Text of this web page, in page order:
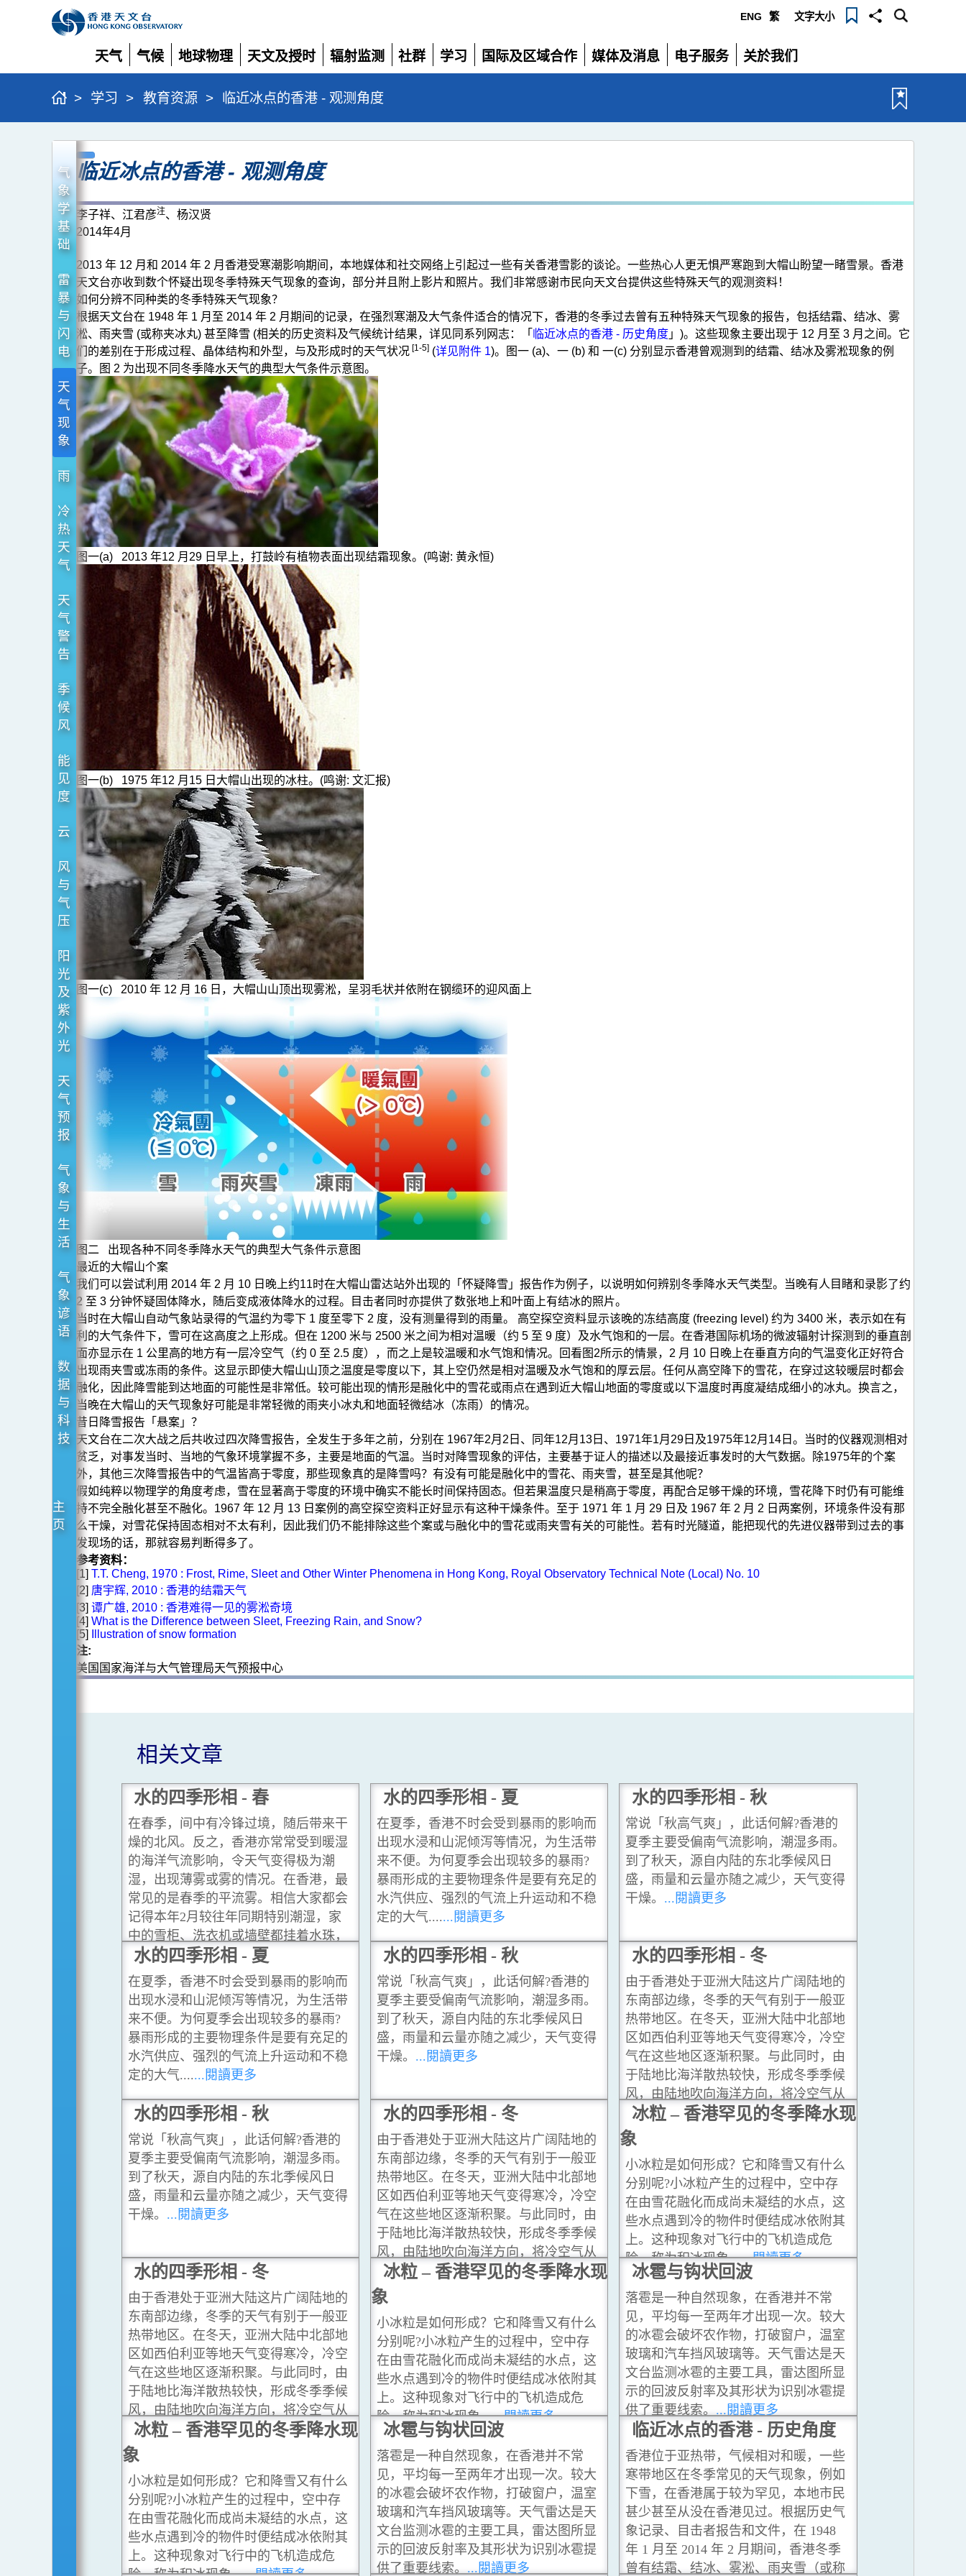
ENG 繁 文字大小
天气
展
开
气候
展
开
地球物理
展
开
天文及授时
展
开
辐射监测
展
开
社群
展
学习
展
国际及区域合作
展
媒体及消息
展
电子服务
展
关於我们
展
> 学习 > 教育资源 > 临近冰点的香港 - 观测角度
近
冰
点
的
港
观
测
角
度
气
象
学
基
础
雷
暴
与
闪
电
天
气
现
象
雨
冷
热
天
气
天
气
警
告
季
候
风
能
见
度
云
风
与
气
压
阳
光
及
紫
外
光
天
气
预
报
气
象
与
生
活
气
象
谚
语
数
据
与
科
技
主
页
临近冰点的香港 - 观测角度
李子祥、江君彦注、杨汉贤
2014年4月
2013 年 12 月和 2014 年 2 月香港受寒潮影响期间，本地媒体和社交网络上引起过一些有关香港雪影的谈论。一些热心人更无惧严寒跑到大帽山盼望一睹雪景。香港
天文台亦收到数个怀疑出现冬季特殊天气现象的查询，部分并且附上影片和照片。我们非常感谢市民向天文台提供这些特殊天气的观测资料！
如何分辨不同种类的冬季特殊天气现象？
根据天文台在 1948 年 1 月至 2014 年 2 月期间的记录，在强烈寒潮及大气条件适合的情况下，香港的冬季过去曾有五种特殊天气现象的报告，包括结霜、结冰、雾
淞、雨夹雪 (或称夹冰丸) 甚至降雪 (相关的历史资料及气候统计结果，详见同系列网志：「 临近冰点的香港 - 历史角度」)。这些现象主要出现于 12 月至 3 月之间。它
们的差别在于形成过程、晶体结构和外型，与及形成时的天气状况 [1-5](详见附件 1)。图一 (a)、一 (b) 和 一(c) 分别显示香港曾观测到的结霜、结冰及雾淞现象的例
子。图 2 为出现不同冬季降水天气的典型大气条件示意图。
图一(a) 2013 年12 月29 日早上，打鼓岭有植物表面出现结霜现象。(鸣谢: 黄永恒)
图一(b) 1975 年12 月15 日大帽山出现的冰柱。(鸣谢: 文汇报)
图一(c) 2010 年 12 月 16 日，大帽山山顶出现雾淞，呈羽毛状并依附在钢缆环的迎风面上
图二 出现各种不同冬季降水天气的典型大气条件示意图
最近的大帽山个案
我们可以尝试利用 2014 年 2 月 10 日晚上约11时在大帽山雷达站外出现的「怀疑降雪」报告作为例子，以说明如何辨别冬季降水天气类型。当晚有人目睹和录影了约
2 至 3 分钟怀疑固体降水，随后变成液体降水的过程。目击者同时亦提供了数张地上和叶面上有结冰的照片。
当时在大帽山自动气象站录得的气温约为零下 1 度至零下 2 度，没有测量得到的雨量。 高空探空资料显示该晚的冻结高度 (freezing level) 约为 3400 米，表示如在有
利的大气条件下，雪可在这高度之上形成。但在 1200 米与 2500 米之间为相对温暖（约 5 至 9 度）及水气饱和的一层。在香港国际机场的微波辐射计探测到的垂直剖
面亦显示在 1 公里高的地方有一层冷空气（约 0 至 2.5 度），而之上是较温暖和水气饱和情况。回看图2所示的情景，2 月 10 日晚上在垂直方向的气温变化正好符合
出现雨夹雪或冻雨的条件。这显示即使大帽山山顶之温度是零度以下，其上空仍然是相对温暖及水气饱和的厚云层。任何从高空降下的雪花，在穿过这较暖层时都会
融化，因此降雪能到达地面的可能性是非常低。较可能出现的情形是融化中的雪花或雨点在遇到近大帽山地面的零度或以下温度时再度凝结成细小的冰丸。换言之，
当晚在大帽山的天气现象好可能是非常轻微的雨夹小冰丸和地面轻微结冰（冻雨）的情况。
昔日降雪报告「悬案」？
天文台在二次大战之后共收过四次降雪报告，全发生于多年之前，分别在 1967年2月2日、同年12月13日、1971年1月29日及1975年12月14日。当时的仪器观测相对
贫乏，对事发当时、当地的气象环境掌握不多，主要是地面的气温。当时对降雪现象的评估，主要基于证人的描述以及最接近事发时的大气数据。除1975年的个案
外，其他三次降雪报告中的气温皆高于零度，那些现象真的是降雪吗？有没有可能是融化中的雪花、雨夹雪，甚至是其他呢？
假如纯粹以物理学的角度考虑，雪在显著高于零度的环境中确实不能长时间保持固态。但若果温度只是稍高于零度，再配合足够干燥的环境，雪花降下时仍有可能维
持不完全融化甚至不融化。1967 年 12 月 13 日案例的高空探空资料正好显示有这种干燥条件。至于 1971 年 1 月 29 日及 1967 年 2 月 2 日两案例，环境条件没有那
么干燥，对雪花保持固态相对不太有利，因此我们仍不能排除这些个案或与融化中的雪花或雨夹雪有关的可能性。若有时光隧道，能把现代的先进仪器带到过去的事
发现场的话，那就容易判断得多了。
参考资料：
[1] T.T. Cheng, 1970 : Frost, Rime, Sleet and Other Winter Phenomena in Hong Kong, Royal Observatory Technical Note (Local) No. 10
[2] 唐宇辉, 2010 : 香港的结霜天气
[3] 谭广雄, 2010 : 香港难得一见的雾淞奇境
[4] What is the Difference between Sleet, Freezing Rain, and Snow?
[5]
Illustration of snow formation
注:
美国国家海洋与大气管理局天气预报中心
相关文章
水的四季形相 - 春
在春季，间中有冷锋过境，随后带来干
燥的北风。反之，香港亦常常受到暖湿
的海洋气流影响，令天气变得极为潮
湿，出现薄雾或雾的情况。在香港，最
常见的是春季的平流雾。相信大家都会
记得本年2月较往年同期特别潮湿，家
中的雪柜、洗衣机或墙壁都挂着水珠，
就似在冒汗一样。这种现象便是我们所
谓的“回南”天气所致。...閱讀更多
水的四季形相 - 夏
在夏季，香港不时会受到暴雨的影响而
出现水浸和山泥倾泻等情况，为生活带
来不便。为何夏季会出现较多的暴雨?
暴雨形成的主要物理条件是要有充足的
水汽供应、强烈的气流上升运动和不稳
定的大气.......閱讀更多
水的四季形相 - 秋
常说「秋高气爽」，此话何解?香港的
夏季主要受偏南气流影响，潮湿多雨。
到了秋天，源自内陆的东北季候风日
盛，雨量和云量亦随之减少，天气变得
干燥。 ...閱讀更多
水的四季形相 - 夏
在夏季，香港不时会受到暴雨的影响而
出现水浸和山泥倾泻等情况，为生活带
来不便。为何夏季会出现较多的暴雨?
暴雨形成的主要物理条件是要有充足的
水汽供应、强烈的气流上升运动和不稳
定的大气.......閱讀更多
水的四季形相 - 秋
常说「秋高气爽」，此话何解?香港的
夏季主要受偏南气流影响，潮湿多雨。
到了秋天，源自内陆的东北季候风日
盛，雨量和云量亦随之减少，天气变得
干燥。 ...閱讀更多
水的四季形相 - 冬
由于香港处于亚洲大陆这片广阔陆地的
东南部边缘，冬季的天气有别于一般亚
热带地区。在冬天，亚洲大陆中北部地
区如西伯利亚等地天气变得寒冷，冷空
气在这些地区逐渐积聚。与此同时，由
于陆地比海洋散热较快，形成冬季季候
风，由陆地吹向海洋方向，将冷空气从
北方带来沿岸地区影响我们。...閱讀更
多
水的四季形相 - 秋
常说「秋高气爽」，此话何解?香港的
夏季主要受偏南气流影响，潮湿多雨。
到了秋天，源自内陆的东北季候风日
盛，雨量和云量亦随之减少，天气变得
干燥。 ...閱讀更多
水的四季形相 - 冬
由于香港处于亚洲大陆这片广阔陆地的
东南部边缘，冬季的天气有别于一般亚
热带地区。在冬天，亚洲大陆中北部地
区如西伯利亚等地天气变得寒冷，冷空
气在这些地区逐渐积聚。与此同时，由
于陆地比海洋散热较快，形成冬季季候
风，由陆地吹向海洋方向，将冷空气从
北方带来沿岸地区影响我们。...閱讀更
多
冰粒 – 香港罕见的冬季降水现
象
小冰粒是如何形成？它和降雪又有什么
分别呢?小冰粒产生的过程中，空中存
在由雪花融化而成尚未凝结的水点，这
些水点遇到冷的物件时便结成冰依附其
上。这种现象对飞行中的飞机造成危
险，称为积冰现象。...閱讀更多
水的四季形相 - 冬
由于香港处于亚洲大陆这片广阔陆地的
东南部边缘，冬季的天气有别于一般亚
热带地区。在冬天，亚洲大陆中北部地
区如西伯利亚等地天气变得寒冷，冷空
气在这些地区逐渐积聚。与此同时，由
于陆地比海洋散热较快，形成冬季季候
风，由陆地吹向海洋方向，将冷空气从
北方带来沿岸地区影响我们。...閱讀更
多
冰粒 – 香港罕见的冬季降水现
象
小冰粒是如何形成？它和降雪又有什么
分别呢?小冰粒产生的过程中，空中存
在由雪花融化而成尚未凝结的水点，这
些水点遇到冷的物件时便结成冰依附其
上。这种现象对飞行中的飞机造成危
险，称为积冰现象。...閱讀更多
冰雹与钩状回波
落雹是一种自然现象，在香港并不常
见，平均每一至两年才出现一次。较大
的冰雹会破坏农作物，打破窗户，温室
玻璃和汽车挡风玻璃等。天气雷达是天
文台监测冰雹的主要工具，雷达图所显
示的回波反射率及其形状为识别冰雹提
供了重要线索。 ...閱讀更多
冰粒 – 香港罕见的冬季降水现
象
小冰粒是如何形成？它和降雪又有什么
分别呢?小冰粒产生的过程中，空中存
在由雪花融化而成尚未凝结的水点，这
些水点遇到冷的物件时便结成冰依附其
上。这种现象对飞行中的飞机造成危
冰雹与钩状回波
落雹是一种自然现象，在香港并不常
见，平均每一至两年才出现一次。较大
的冰雹会破坏农作物，打破窗户，温室
玻璃和汽车挡风玻璃等。天气雷达是天
文台监测冰雹的主要工具，雷达图所显
示的回波反射率及其形状为识别冰雹提
供了重要线索。 ...閱讀更多
临近冰点的香港 - 历史角度
香港位于亚热带，气候相对和暖，一些
寒带地区在冬季常见的天气现象，例如
下雪，在香港属于较为罕见，本地市民
甚少甚至从没在香港见过。根据历史气
象记录、目击者报告和文件，在 1948
年 1 月至 2014 年 2 月期间，香港冬季
曾有结霜、结冰、雾淞、雨夹雪（或称